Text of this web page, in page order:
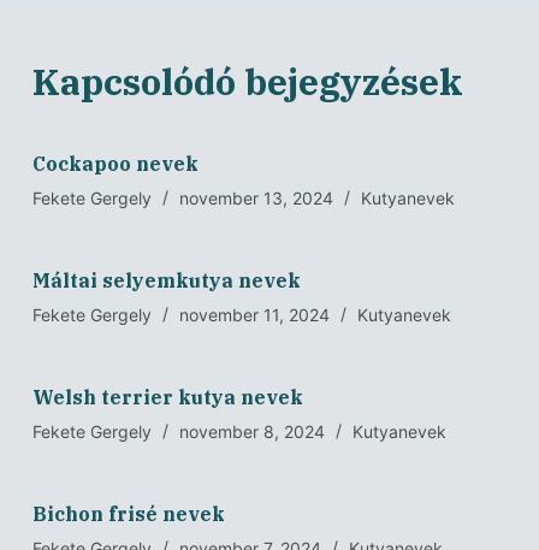
Kapcsolódó bejegyzések
Cockapoo nevek
Fekete Gergely november 13, 2024 Kutyanevek
Máltai selyemkutya nevek
Fekete Gergely november 11, 2024 Kutyanevek
Welsh terrier kutya nevek
Fekete Gergely november 8, 2024 Kutyanevek
Bichon frisé nevek